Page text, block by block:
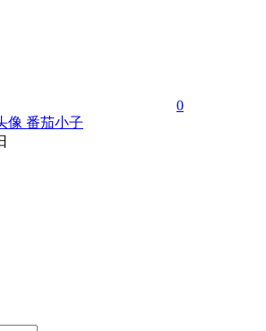
0
番茄小子